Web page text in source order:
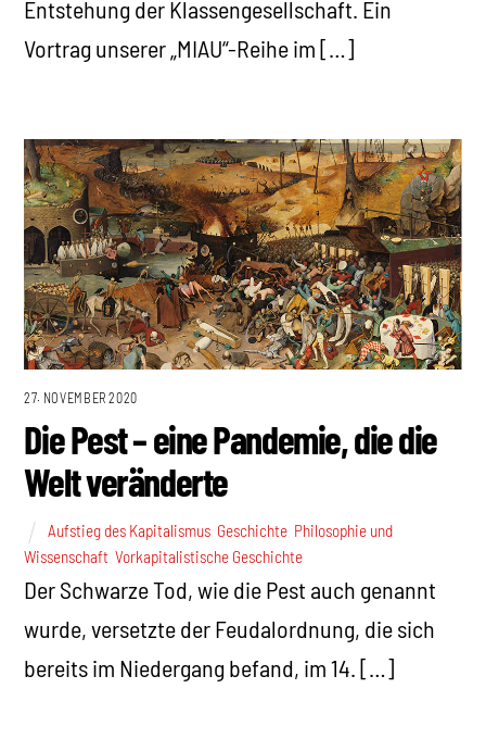
Entstehung der Klassengesellschaft. Ein
Vortrag unserer „MIAU“-Reihe im […]
27. NOVEMBER 2020
Die Pest – eine Pandemie, die die
Welt veränderte
Aufstieg des Kapitalismus Geschichte Philosophie und
Wissenschaft ,Vorkapitalistische Geschichte
Der Schwarze Tod, wie die Pest auch genannt
wurde, versetzte der Feudalordnung, die sich
bereits im Niedergang befand, im 14. […]